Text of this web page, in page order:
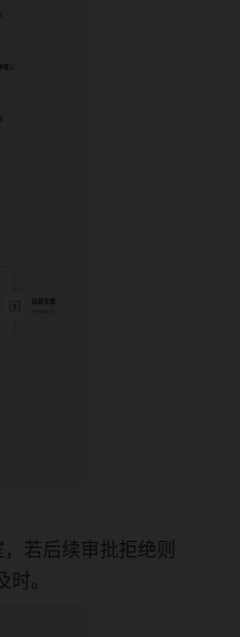
若后续审批拒绝则
。